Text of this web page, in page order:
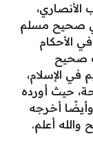
صحيح مسلم
الأحكام
صحيح
في الإسلام،
حيث أورده
وأيضًا أخرجه
أعلم.